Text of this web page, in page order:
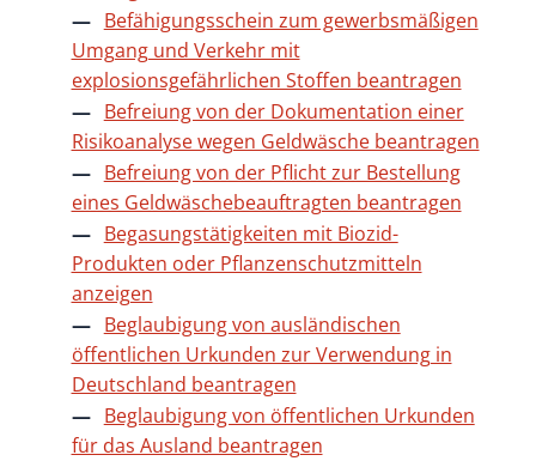
Befähigungsschein zum gewerbsmäßigen
Umgang und Verkehr mit
explosionsgefährlichen Stoffen beantragen
Befreiung von der Dokumentation einer
Risikoanalyse wegen Geldwäsche beantragen
Befreiung von der Pflicht zur Bestellung
eines Geldwäschebeauftragten beantragen
Begasungstätigkeiten mit Biozid-
Produkten oder Pflanzenschutzmitteln
anzeigen
Beglaubigung von ausländischen
öffentlichen Urkunden zur Verwendung in
Deutschland beantragen
Beglaubigung von öffentlichen Urkunden
für das Ausland beantragen